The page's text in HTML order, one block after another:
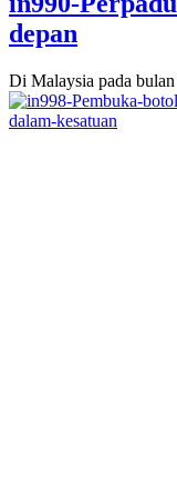
depan
Di Malaysia pada bulan